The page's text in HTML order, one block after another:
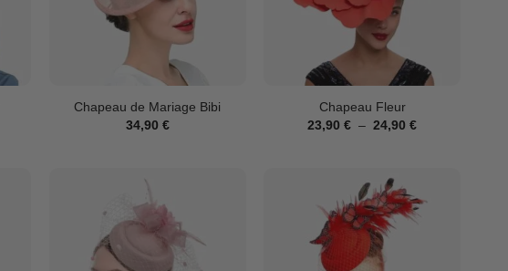
Chapeau de Mariage Bibi
34,90 €
Chapeau Fleur
23,90€ – 24,90€Plage